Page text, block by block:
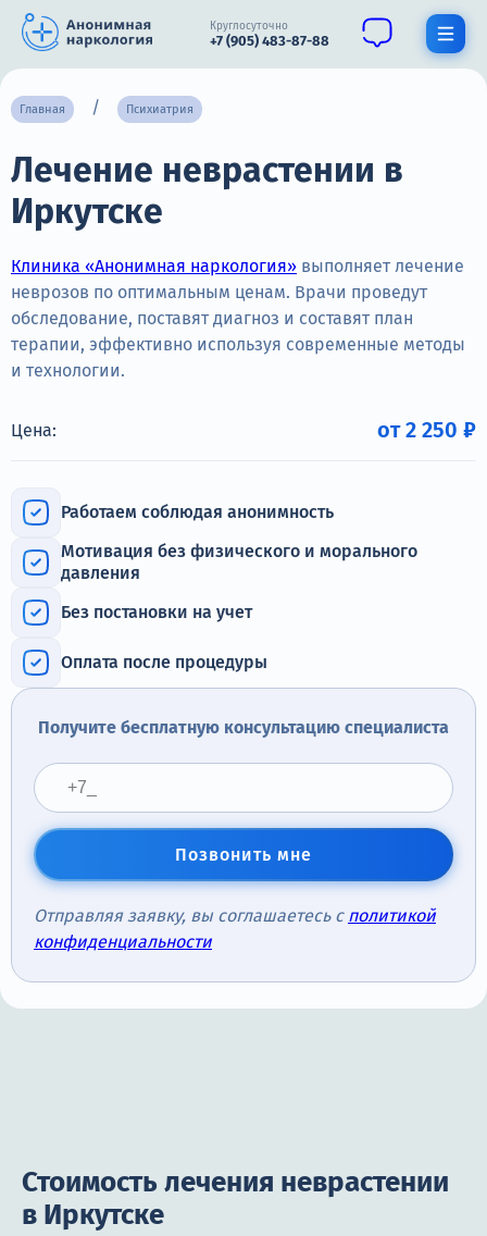
Круглосуточно
+7 (905) 483-87-88
О нас
Наркомания
Алкоголизм
Нарколог
Стационар
Терапия
Контакты
Круглосуточно, анонимно
+7 (905) 483-87-88
Адрес call-центра
Главная Психиатрия
Лечение неврастении в
Иркутске
Клиника «Анонимная наркология» выполняет лечение
неврозов по оптимальным ценам. Врачи проведут
обследование, поставят диагноз и составят план
терапии, эффективно используя современные методы
и технологии.
Цена: от 2 250 ₽
Работаем соблюдая анонимность
Мотивация без физического и морального
давления
Без постановки на учет
Оплата после процедуры
Получите бесплатную консультацию специалиста
Позвонить мне
Отправляя заявку, вы соглашаетесь с политикой
конфиденциальности
Стоимость лечения неврастении
в Иркутске